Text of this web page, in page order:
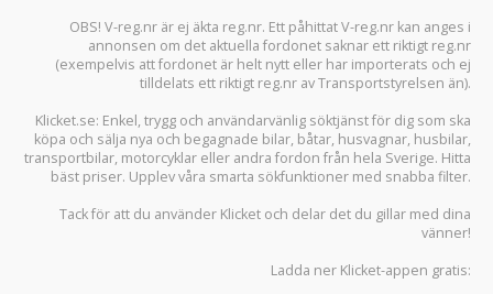
OBS! V-reg.nr är ej äkta reg.nr. Ett påhittat V-reg.nr kan anges i
annonsen om det aktuella fordonet saknar ett riktigt reg.nr
(exempelvis att fordonet är helt nytt eller har importerats och ej
tilldelats ett riktigt reg.nr av Transportstyrelsen än).
Klicket.se: Enkel, trygg och användarvänlig söktjänst för dig som ska
köpa och sälja nya och begagnade bilar, båtar, husvagnar, husbilar,
transportbilar, motorcyklar eller andra fordon från hela Sverige. Hitta
bäst priser. Upplev våra smarta sökfunktioner med snabba filter.
Tack för att du använder Klicket och delar det du gillar med dina
vänner!
Ladda ner Klicket-appen gratis: